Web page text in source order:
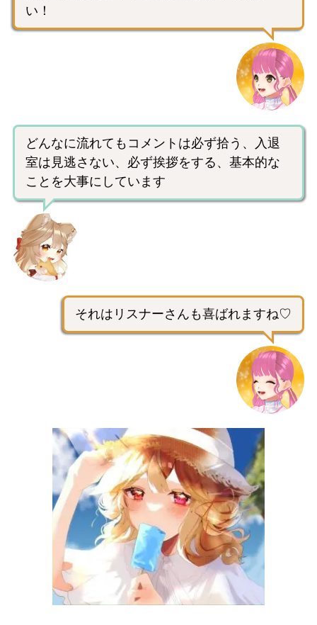
い！
どんなに流れてもコメントは必ず拾う、入退
室は見逃さない、必ず挨拶をする、基本的な
ことを大事にしています
それはリスナーさんも喜ばれますね♡